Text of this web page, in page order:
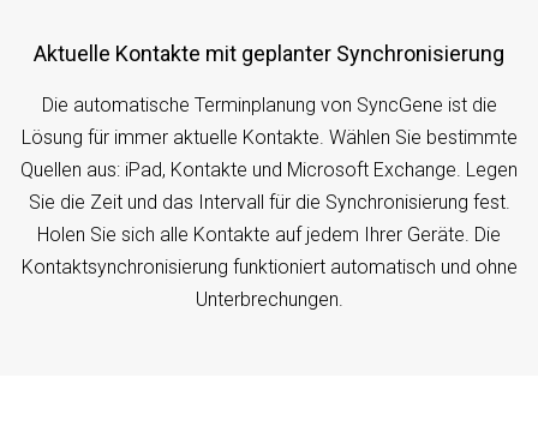
Aktuelle Kontakte mit geplanter Synchronisierung
Die automatische Terminplanung von SyncGene ist die
Lösung für immer aktuelle Kontakte. Wählen Sie bestimmte
Quellen aus: iPad, Kontakte und Microsoft Exchange. Legen
Sie die Zeit und das Intervall für die Synchronisierung fest.
Holen Sie sich alle Kontakte auf jedem Ihrer Geräte. Die
Kontaktsynchronisierung funktioniert automatisch und ohne
Unterbrechungen.